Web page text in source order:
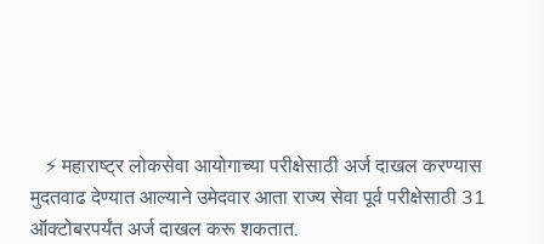
⚡ महाराष्ट्र लोकसेवा आयोगाच्या परीक्षेसाठी अर्ज दाखल करण्यास
मुदतवाढ देण्यात आल्याने उमेदवार आता राज्य सेवा पूर्व परीक्षेसाठी 31
ऑक्टोबरपर्यंत अर्ज दाखल करू शकतात.